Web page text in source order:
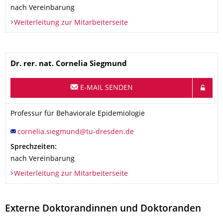
nach Vereinbarung
Weiterleitung zur Mitarbeiterseite
Name
Dr. rer. nat. Cornelia Siegmund
E-MAIL SENDEN
Organisationsname
Professur für Behaviorale Epidemiologie
Professur für Behaviorale Epidemiologie
Sprechzeiten:
nach Vereinbarung
Weiterleitung zur Mitarbeiterseite
Externe Doktorandinnen und Doktoranden